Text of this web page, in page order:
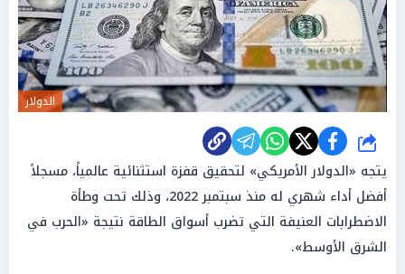
الدولار
شارك
يتجه «الدولار الأمريكي» لتحقيق قفزة استثنائية عالمياً، مسجلاً
أفضل أداء شهري له منذ سبتمبر 2022، وذلك تحت وطأة
الاضطرابات العنيفة التي تضرب أسواق الطاقة نتيجة «الحرب في
الشرق الأوسط».